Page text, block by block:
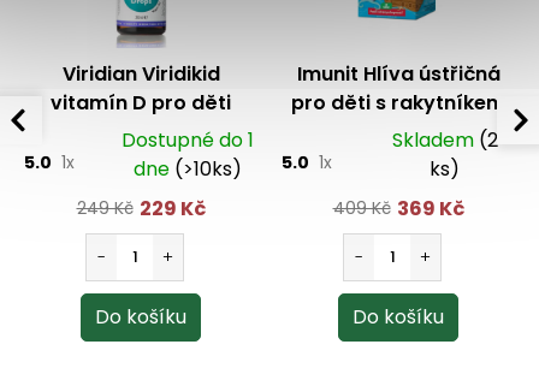
Viridian Viridikid
vitamín D pro děti
400IU 30 ml
5.0 1x
Dostupné do 1
dne (>10ks)
249 Kč 229 Kč
Imunit Hlíva ústřičná
pro děti s rakytníkem
Jack Hlívák 60 tbl.+ 3D
vystřihovánky –
5.0 1x
Skladem (2
ks)
409 Kč 369 Kč